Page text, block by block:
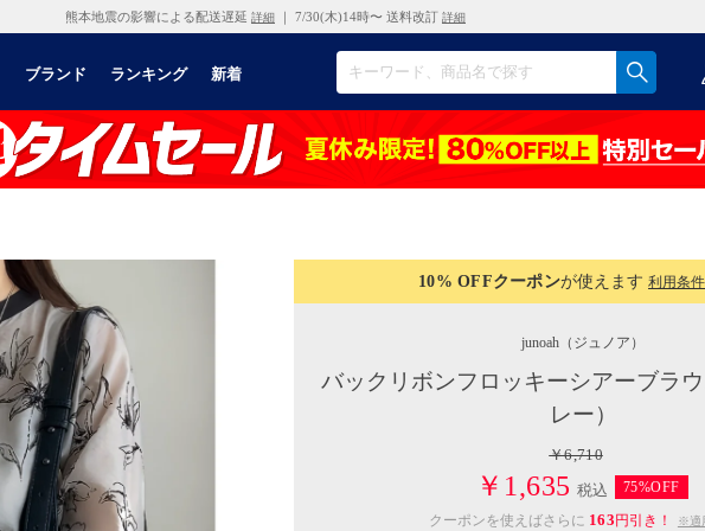
熊本地震の影響による配送遅延 詳細 ｜ 7/30(木)14時〜 送料改訂 詳細
ブランド ランキング 新着
10% OFFクーポンが使えます 利用条
junoah （ジュノア）
バックリボンフロッキーシアーブラ
レー）
￥6,710
￥1,635 税込
75%OFF
クーポンを使えばさらに 163円引き！ ※適